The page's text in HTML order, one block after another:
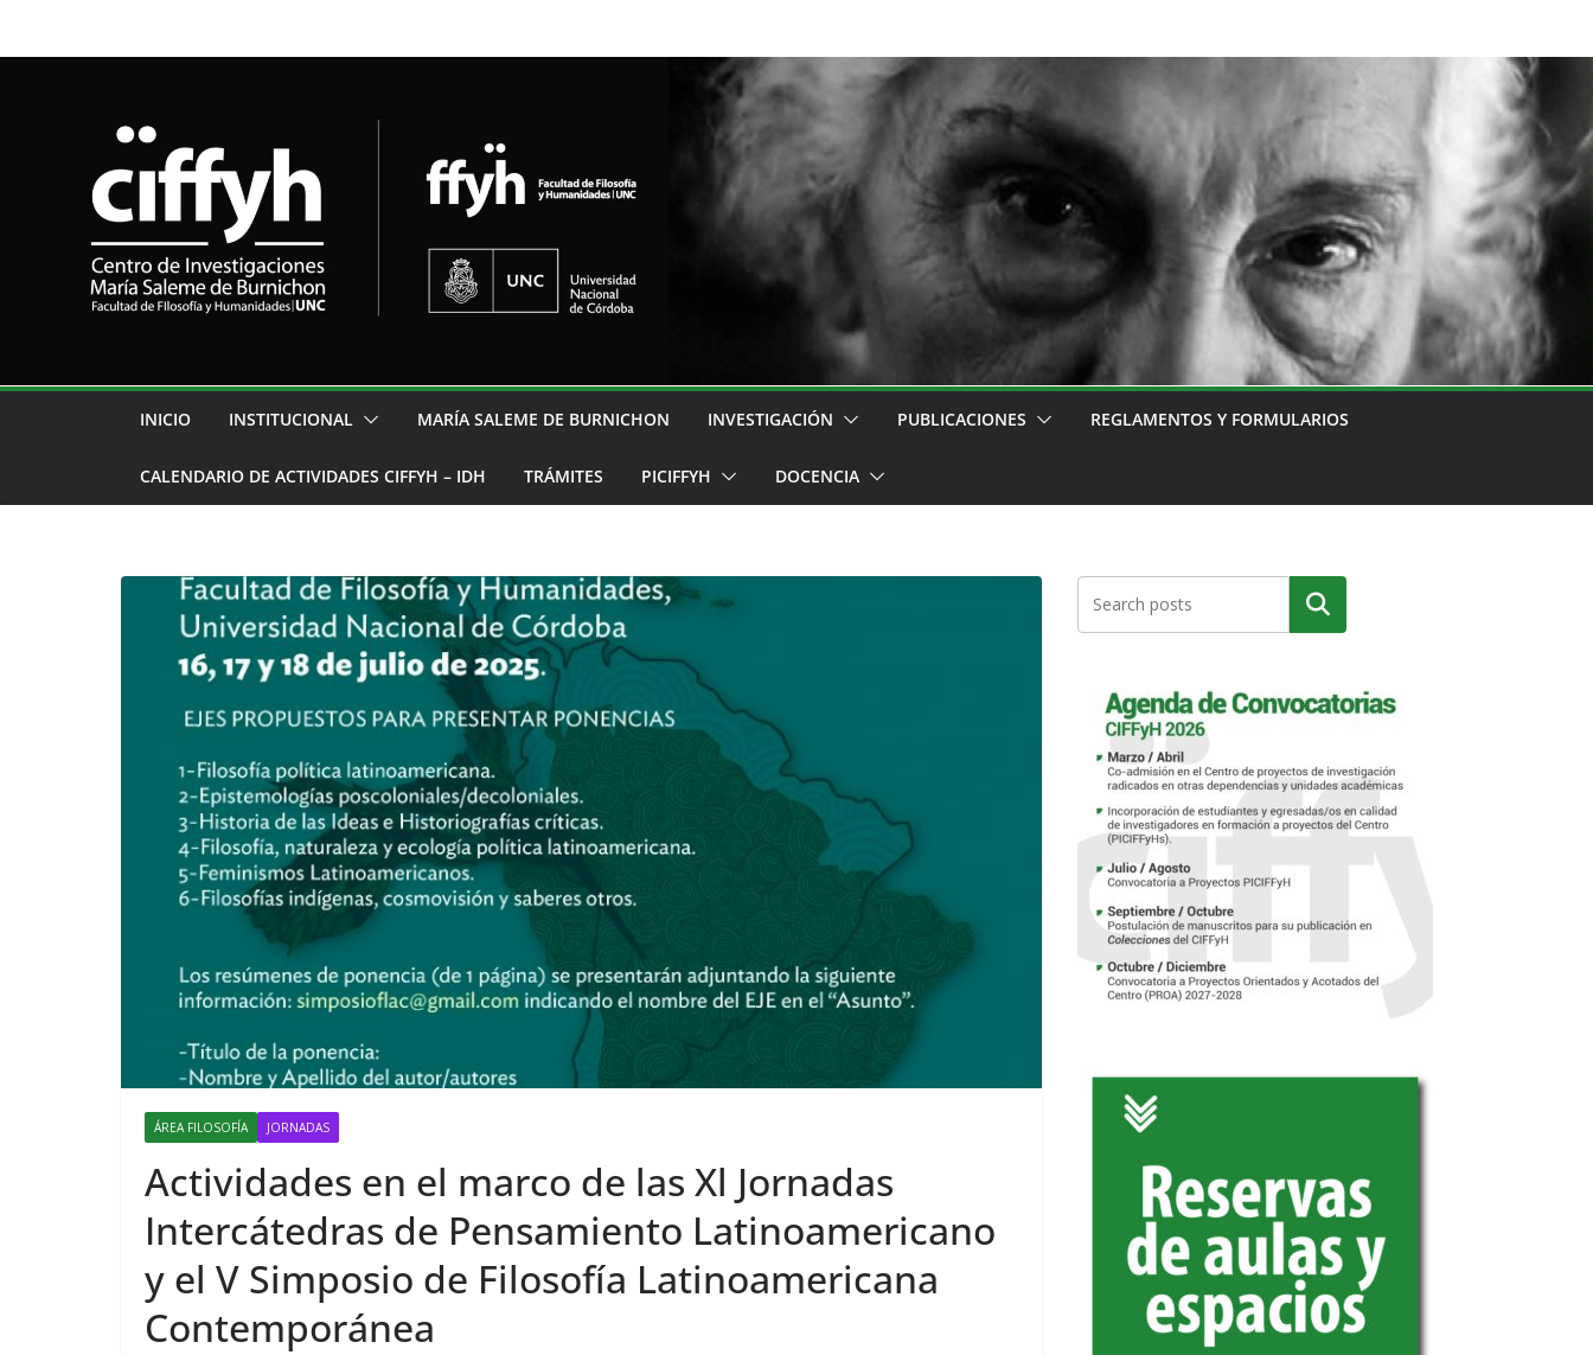
INICIO INSTITUCIONAL MARÍA SALEME DE BURNICHON INVESTIGACIÓN PUBLICACIONES REGLAMENTOS Y FORMULARIOS
CALENDARIO DE ACTIVIDADES CIFFYH – IDH TRÁMITES PICIFFYH DOCENCIA
ÁREA FILOSOFÍA JORNADAS
Actividades en el marco de las Xl Jornadas
Intercátedras de Pensamiento Latinoamericano
y el V Simposio de Filosofía Latinoamericana
Contemporánea
Buscar